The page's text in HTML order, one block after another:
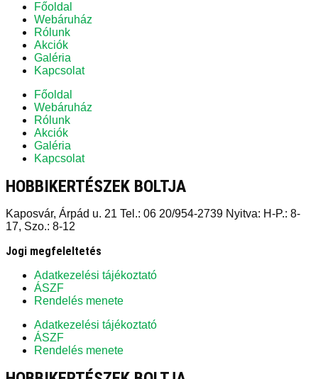
Főoldal
Webáruház
Rólunk
Akciók
Galéria
Kapcsolat
Főoldal
Webáruház
Rólunk
Akciók
Galéria
Kapcsolat
HOBBIKERTÉSZEK BOLTJA
Kaposvár, Árpád u. 21 Tel.: 06 20/954-2739 Nyitva: H-P.: 8-
17, Szo.: 8-12
Jogi megfeleltetés
Adatkezelési tájékoztató
ÁSZF
Rendelés menete
Adatkezelési tájékoztató
ÁSZF
Rendelés menete